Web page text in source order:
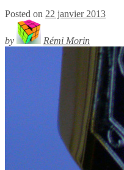
Posted on 22 janvier 2013
by Rémi Morin